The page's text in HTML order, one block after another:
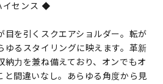
イセンス ◆
目を引くスクエアショルダー。転が
ゆるスタイリングに映えます。革新
納力を兼ね備えており、オンでもオ
と間違いなし。あらゆる角度から見